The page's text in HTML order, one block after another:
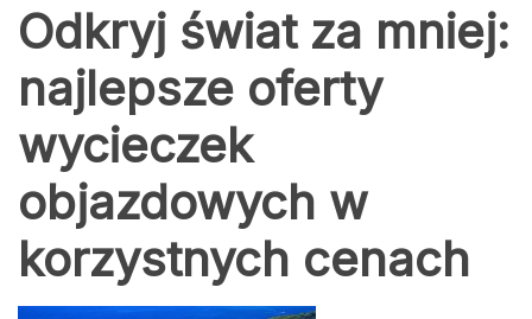
Odkryj świat za mniej:
najlepsze oferty
wycieczek
objazdowych w
korzystnych cenach